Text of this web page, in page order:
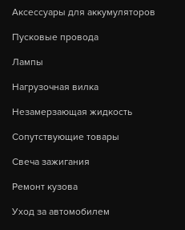
Аксессуары для аккумуляторов
Пусковые провода
Лампы
Нагрузочная вилка
Незамерзающая жидкость
Сопутствующие товары
Свеча зажигания
Ремонт кузова
Уход за автомобилем